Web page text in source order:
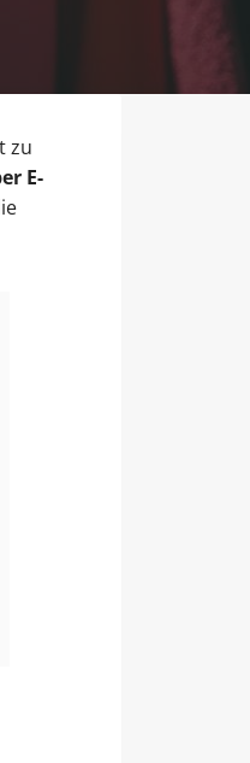
zu
E-